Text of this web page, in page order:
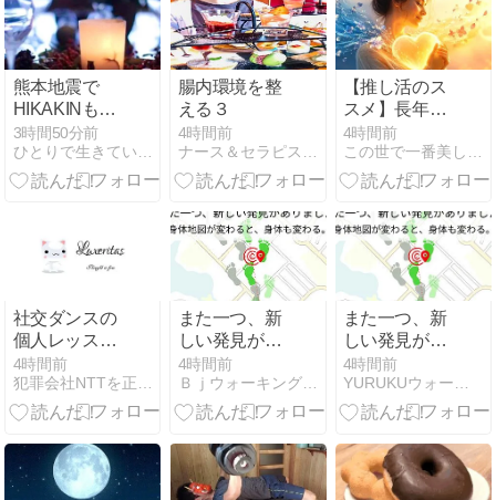
満足
熊本地震で
HIKAKINも寄
付金公表
3時間50分前
腸内環境を整
える３
4時間前
【推し活のス
スメ】長年苦
しんでいた鬱
病から解放さ
れた親友
4時間前
社交ダンスの
個人レッスン
に行ってきま
した
4時間前
また一つ、新
しい発見があ
りました。
4時間前
ＢｊウォーキングスクールＮｏｒｉｋｏ日記
また一つ、新
しい発見があ
りました。
4時間前